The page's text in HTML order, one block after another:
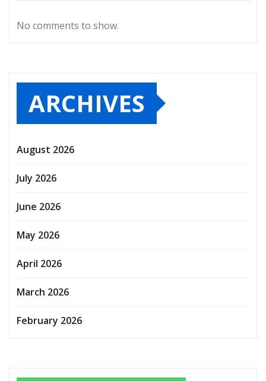
No comments to show.
ARCHIVES
August 2026
July 2026
June 2026
May 2026
April 2026
March 2026
February 2026